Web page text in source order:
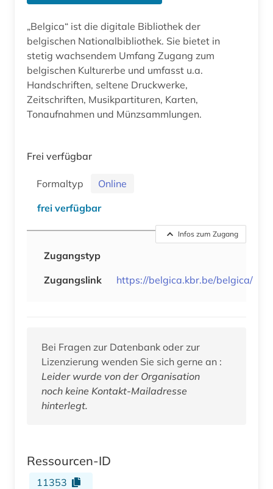
„Belgica“ ist die digitale Bibliothek der
belgischen Nationalbibliothek. Sie bietet in
stetig wachsendem Umfang Zugang zum
belgischen Kulturerbe und umfasst u.a.
Handschriften, seltene Druckwerke,
Zeitschriften, Musikpartituren, Karten,
Tonaufnahmen und Münzsammlungen.
Frei verfügbar
Formaltyp
Online
frei verfügbar
Infos zum Zugang
Zugangstyp
Zugangslink
https://belgica.kbr.be/belgica/
Bei Fragen zur Datenbank oder zur
Lizenzierung wenden Sie sich gerne an :
Leider wurde von der Organisation
noch keine Kontakt-Mailadresse
hinterlegt.
Ressourcen-ID
11353